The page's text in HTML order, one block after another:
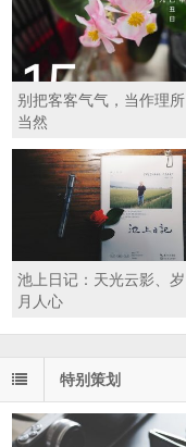
别把客客气气，当作理所
当然
池上日记：天光云影、岁
月人心
特别策划